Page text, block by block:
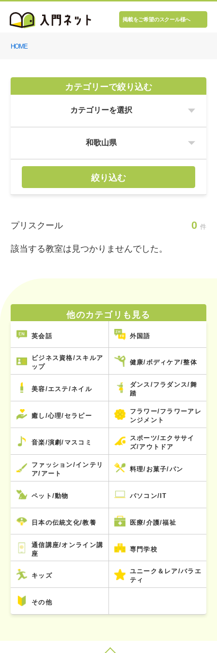
掲載をご希望のスクール様へ
HOME
カテゴリーで絞り込む
絞り込む
プリスクール 0 件
該当する教室は見つかりませんでした。
他のカテゴリも見る
英会話 外国語
ビジネス資格/スキルア
ップ
健康/ボディケア/整体
美容/エステ/ネイル
ダンス/フラダンス/舞
踏
癒し/心理/セラピー
フラワー/フラワーアレ
ンジメント
音楽/演劇/マスコミ
スポーツ/エクササイ
ズ/アウトドア
ファッション/インテリ
ア/アート
料理/お菓子/パン
ペット/動物 パソコン/IT
日本の伝統文化/教養 医療/介護/福祉
通信講座/オンライン講
座
専門学校
キッズ
ユニーク＆レア/バラエ
ティ
その他